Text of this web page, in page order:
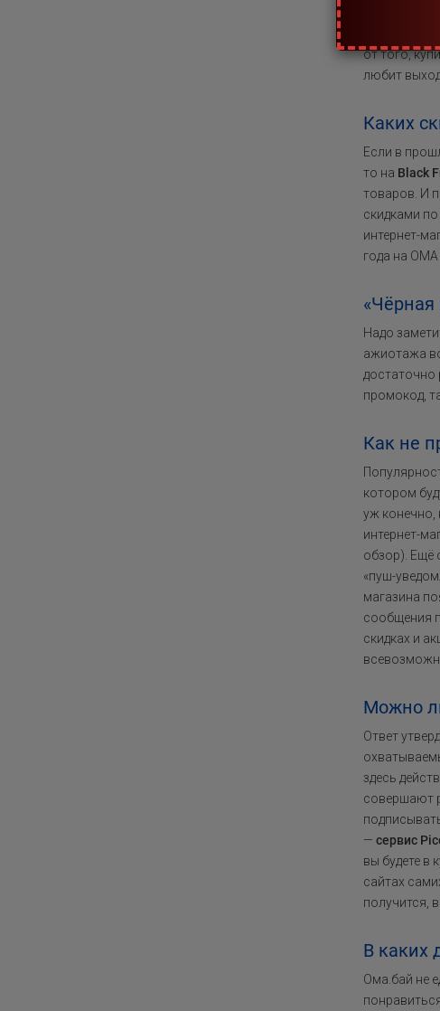
при
от того,
любит
Каких
Если в
то на Black
товаров. И
скидками
интернет-
года на ОМА
Надо
ажиотажа
достаточно
промокод,
Как не
котором
уж конечно,
интернет-
обзор). Ещё
«пуш-
магазина
сообщения
скидках и
Можно
Ответ
здесь
совершают
— сервис
вы будете в
сайтах
получится,
В каких
Ома.бай не